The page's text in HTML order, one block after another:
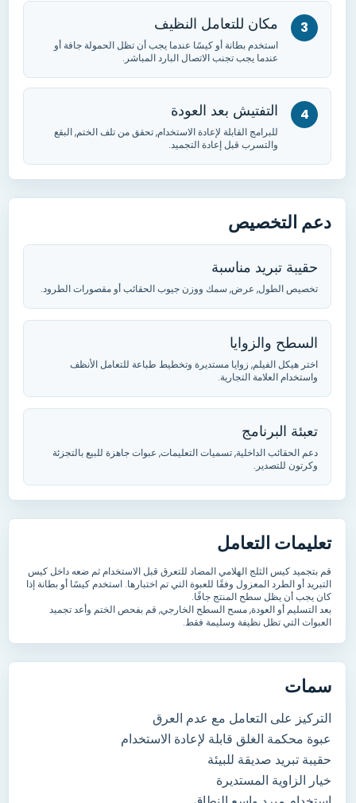
مكان للتعامل النظيف
استخدم بطانة أو كيسًا عندما يجب أن تظل الحمولة جافة أو
عندما يجب تجنب الاتصال البارد المباشر.
التفتيش بعد العودة
للبرامج القابلة لإعادة الاستخدام, تحقق من تلف الختم, البقع
والتسرب قبل إعادة التجميد.
دعم التخصيص
حقيبة تبريد مناسبة
تخصيص الطول, عرض, سمك ووزن جيوب الحقائب أو مقصورات الطرود.
السطح والزوايا
اختر هيكل الفيلم, زوايا مستديرة وتخطيط طباعة للتعامل الأنظف
واستخدام العلامة التجارية.
تعبئة البرنامج
دعم الحقائب الداخلية, تسميات التعليمات, عبوات جاهزة للبيع بالتجزئة
وكرتون للتصدير.
تعليمات التعامل
قم بتجميد كيس الثلج الهلامي المضاد للتعرق قبل الاستخدام ثم ضعه داخل كيس
التبريد أو الطرد المعزول وفقًا للعبوة التي تم اختبارها. استخدم كيسًا أو بطانة إذا
كان يجب أن يظل سطح المنتج جافًا.
بعد التسليم أو العودة, مسح السطح الخارجي, قم بفحص الختم وأعد تجميد
العبوات التي تظل نظيفة وسليمة فقط.
سمات
التركيز على التعامل مع عدم العرق
عبوة محكمة الغلق قابلة لإعادة الاستخدام
حقيبة تبريد صديقة للبيئة
خيار الزاوية المستديرة